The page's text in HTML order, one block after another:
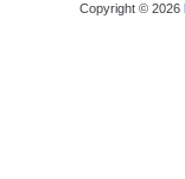
Copyright © 2026